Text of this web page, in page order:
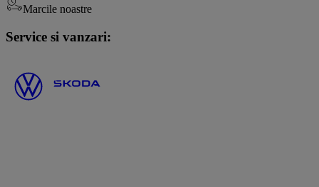
Marcile noastre
Service si vanzari: